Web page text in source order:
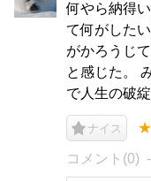
何やら納得
て何がした
がかろうじ
と感じた。
で人生の破
ナイス
コメント(0)